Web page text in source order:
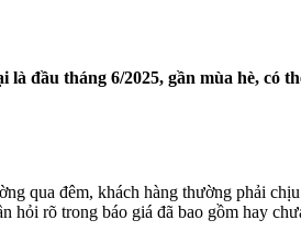
đầu tháng 6/2025, gần mùa hè, có
qua đêm, khách hàng thường phải
hỏi rõ trong báo giá đã bao gồm hay